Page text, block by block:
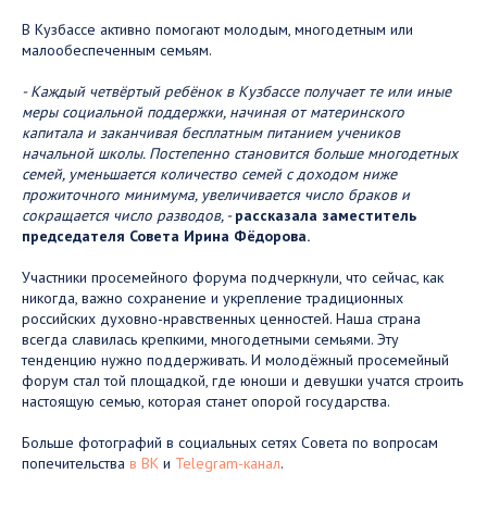
В Кузбассе активно помогают молодым, многодетным или
малообеспеченным семьям.
- Каждый четвёртый ребёнок в Кузбассе получает те или иные
меры социальной поддержки, начиная от материнского
капитала и заканчивая бесплатным питанием учеников
начальной школы. Постепенно становится больше многодетных
семей, уменьшается количество семей с доходом ниже
прожиточного минимума, увеличивается число браков и
сокращается число разводов, -рассказала заместитель
председателя Совета Ирина Фёдорова.
Участники просемейного форума подчеркнули, что сейчас, как
никогда, важно сохранение и укрепление традиционных
российских духовно-нравственных ценностей. Наша страна
всегда славилась крепкими, многодетными семьями. Эту
тенденцию нужно поддерживать. И молодёжный просемейный
форум стал той площадкой, где юноши и девушки учатся строить
настоящую семью, которая станет опорой государства.
Больше фотографий в социальных сетях Совета по вопросам
попечительства в ВК и Telegram-канал.